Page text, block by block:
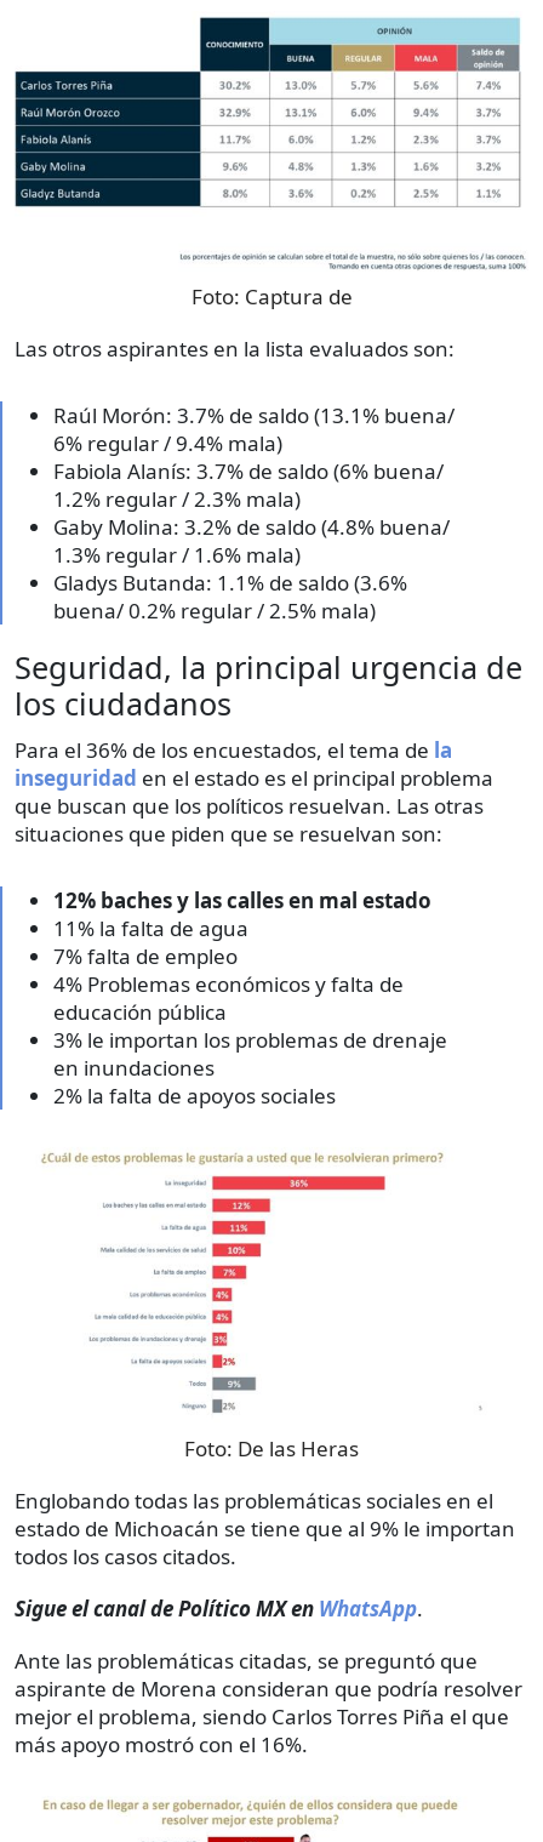
Foto: Captura de
Las otros aspirantes en la lista evaluados son:
Raúl Morón: 3.7% de saldo (13.1% buena/
6% regular / 9.4% mala)
Fabiola Alanís: 3.7% de saldo (6% buena/
1.2% regular / 2.3% mala)
Gaby Molina: 3.2% de saldo (4.8% buena/
1.3% regular / 1.6% mala)
Gladys Butanda: 1.1% de saldo (3.6%
buena/ 0.2% regular / 2.5% mala)
Seguridad, la principal urgencia de
los ciudadanos
Para el 36% de los encuestados, el tema de la
inseguridad en el estado es el principal problema
que buscan que los políticos resuelvan. Las otras
situaciones que piden que se resuelvan son:
12% baches y las calles en mal estado
11% la falta de agua
7% falta de empleo
4% Problemas económicos y falta de
educación pública
3% le importan los problemas de drenaje
en inundaciones
2% la falta de apoyos sociales
Foto: De las Heras
Englobando todas las problemáticas sociales en el
estado de Michoacán se tiene que al 9% le importan
todos los casos citados.
Sigue el canal de Político MX en WhatsApp.
Ante las problemáticas citadas, se preguntó que
aspirante de Morena consideran que podría resolver
mejor el problema, siendo Carlos Torres Piña el que
más apoyo mostró con el 16%.